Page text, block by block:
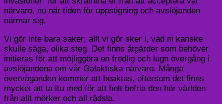
närvaro, nu när tiden för uppstigning och avslöjanden
närmar sig.
Vi gör inte bara saker; allt vi gör sker i, vad ni kanske
skulle säga, olika steg. Det finns åtgärder som behöver
initieras för att möjliggöra en fredlig och lugn övergång i
avslöjandena om vår Galaktiska närvaro. Många
överväganden kommer att beaktas, eftersom det finns
mycket att ta itu med för att helt befria den här världen
från allt mörker och all rädsla.